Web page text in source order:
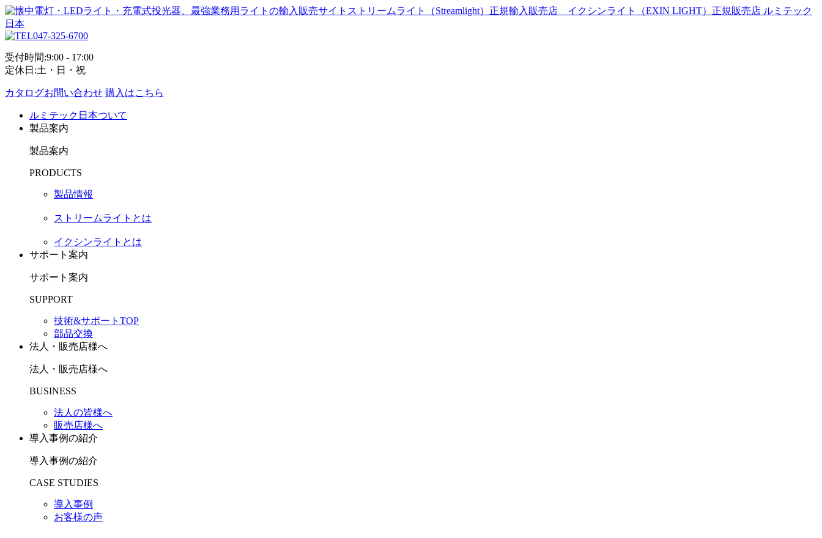
047-325-6700
受付時間:9:00 - 17:00
定休日:土・日・祝
カタログお問い合わせ 購入はこちら
ルミテック日本ついて
製品案内
製品案内
PRODUCTS
製品情報
ストリームライトとは
イクシンライトとは
サポート案内
サポート案内
SUPPORT
技術&サポートTOP
部品交換
法人・販売店様へ
法人・販売店様へ
BUSINESS
法人の皆様へ
販売店様へ
導入事例の紹介
導入事例の紹介
CASE STUDIES
導入事例
お客様の声